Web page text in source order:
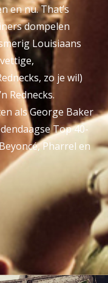
en nu. That’s
dompelen
Louisiaans
zo je wil)
Rednecks.
als George Baker
Top 40-
Pharrel en